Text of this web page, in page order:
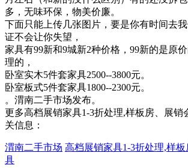
多，无味环保，物美价廉。
下面只能上传几张图片，要是你有时间去
证不会让你失望，
家具有99新和9城新2种价格，99新的是原
理的，
卧室实木5件套家具2500--3800元。
卧室板式5件套家具1800--2300元。
。渭南二手市场发布。
更多高档展销家具1-3折处理,样板房、展销
关信息：
渭南二手市场 高档展销家具1-3折处理,样
具